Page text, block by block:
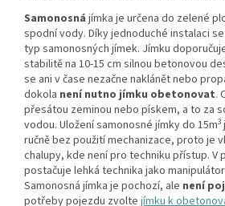
Samonosná jímka je určena do zelené
spodní vody. Díky jednoduché instalaci
typ samonosných jímek. Jímku
stabilitě na 10-15 cm silnou betonovou
se ani v čase nezačne naklánět nebo
dokola není nutno jímku obetonovat.
přesátou zeminou nebo pískem, a to za
vodou. Uložení samonosné jímky do 15m3
ručně bez použití mechanizace, proto je
chalupy, kde není pro techniku přístup. V
postačuje lehká technika jako
Samonosná jímka je pochozí, ale není
potřeby pojezdu zvolte jímku k